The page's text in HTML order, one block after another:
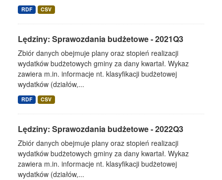
RDF CSV
Lędziny: Sprawozdania budżetowe - 2021Q3
Zbiór danych obejmuje plany oraz stopień realizacji
wydatków budżetowych gminy za dany kwartał. Wykaz
zawiera m.in. informacje nt. klasyfikacji budżetowej
wydatków (działów,...
RDF CSV
Lędziny: Sprawozdania budżetowe - 2022Q3
Zbiór danych obejmuje plany oraz stopień realizacji
wydatków budżetowych gminy za dany kwartał. Wykaz
zawiera m.in. informacje nt. klasyfikacji budżetowej
wydatków (działów,...